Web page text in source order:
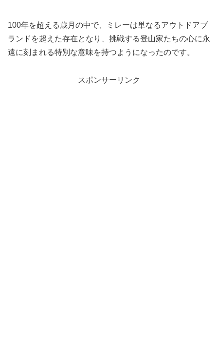
100年を超える歳月の中で、ミレーは単なるアウトドアブ
ランドを超えた存在となり、挑戦する登山家たちの心に永
遠に刻まれる特別な意味を持つようになったのです。
スポンサーリンク